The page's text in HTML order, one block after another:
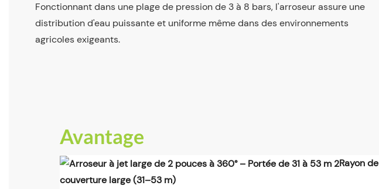
Fonctionnant dans une plage de pression de 3 à 8 bars, l'arroseur assure une
distribution d'eau puissante et uniforme même dans des environnements
agricoles exigeants.
Avantage
Rayon de
couverture large (31–53 m)